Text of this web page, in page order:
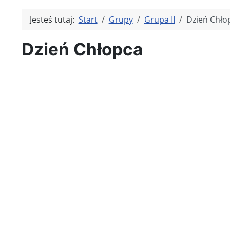
Jesteś tutaj: Start Grupy Grupa II Dzień
Dzień Chłopca